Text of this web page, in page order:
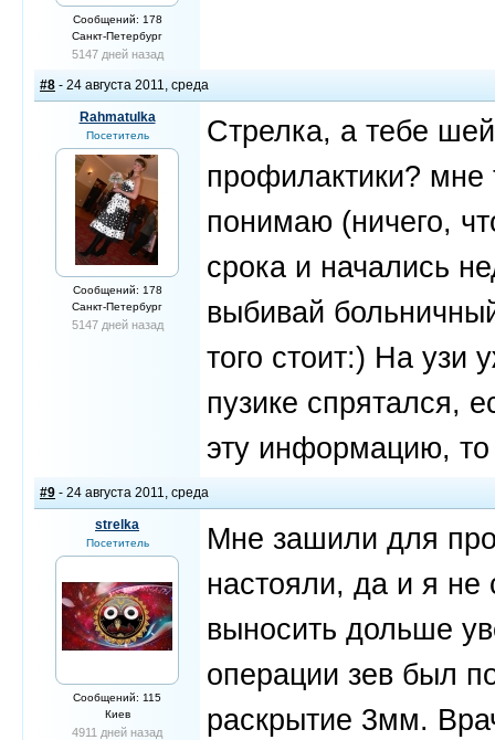
Сообщений: 178
Санкт-Петербург
5147 дней назад
#8 - 24 августа 2011, среда
Rahmatulka
Посетитель
Сообщений: 178
Санкт-Петербург
5147 дней назад
Стрелка, а тебе
профилактики? мне
понимаю (ничего,
срока и начались
выбивай
того стоит:) На узи
пузике спрятался,
эту информацию, то
#9 - 24 августа 2011, среда
strelka
Посетитель
Сообщений: 115
Киев
4911 дней назад
Мне зашили для
настояли, да и я не
выносить дольше
операции зев был
раскрытие 3мм.